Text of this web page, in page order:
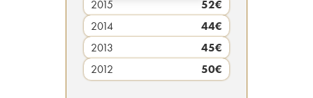
2015 52€
2014
44€
2013
45€
2012
50€